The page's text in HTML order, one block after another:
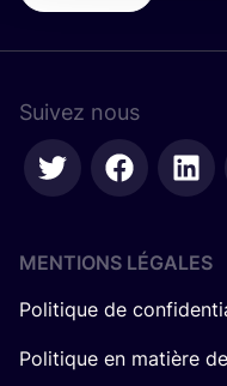
Suivez nous
MENTIONS LÉGALES
Politique de
Politique en matière